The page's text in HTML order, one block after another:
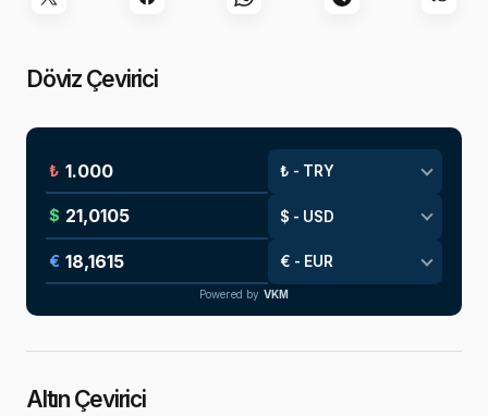
Döviz Çevirici
₺
$
€
Powered by VKM
Altın Çevirici